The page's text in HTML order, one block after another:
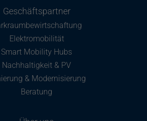
Geschäftspartner
Elektromobilität
Smart Mobility Hubs
Nachhaltigkeit & PV
& Modernisierung
Beratung